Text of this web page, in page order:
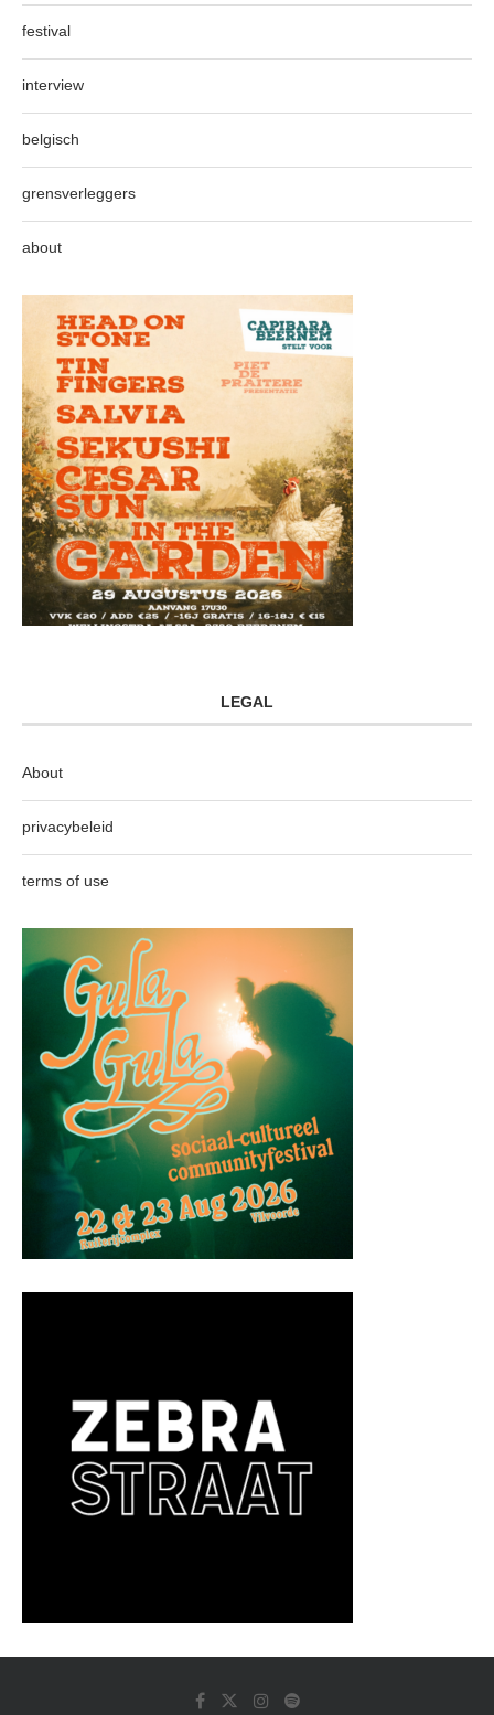
festival
interview
belgisch
grensverleggers
about
LEGAL
About
privacybeleid
terms of use